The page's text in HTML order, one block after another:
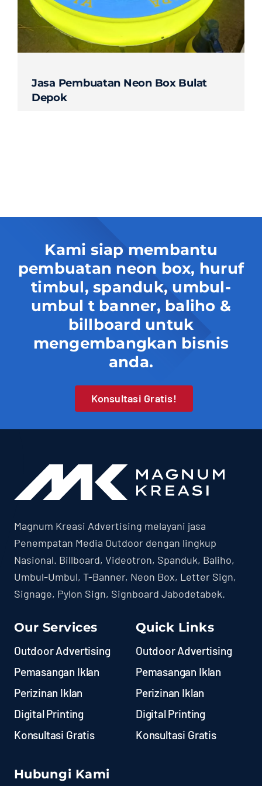
Contact
Jasa Pembuatan Neon Box Bulat
Depok
Kami siap membantu
pembuatan neon box, huruf
timbul, spanduk, umbul-
umbul t banner, baliho &
billboard untuk
mengembangkan bisnis
anda.
Konsultasi Gratis!
Magnum Kreasi Advertising melayani jasa
Penempatan Media Outdoor dengan lingkup
Nasional. Billboard, Videotron, Spanduk, Baliho,
Umbul-Umbul, T-Banner, Neon Box, Letter Sign,
Signage, Pylon Sign, Signboard Jabodetabek.
Our Services
Outdoor Advertising
Pemasangan Iklan
Perizinan Iklan
Digital Printing
Konsultasi Gratis
Quick Links
Outdoor Advertising
Pemasangan Iklan
Perizinan Iklan
Digital Printing
Konsultasi Gratis
Hubungi Kami